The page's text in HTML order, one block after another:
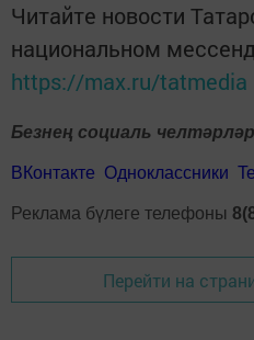
Читайте новости
национальном
https://max.ru/tatmedia
Безнең социаль
ВКонтакте Одноклассники
Реклама бүлеге телефоны
Перейти на